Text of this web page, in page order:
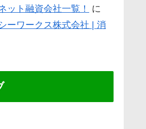
ット融資会社一覧！
に
ーワークス株式会社 | 消